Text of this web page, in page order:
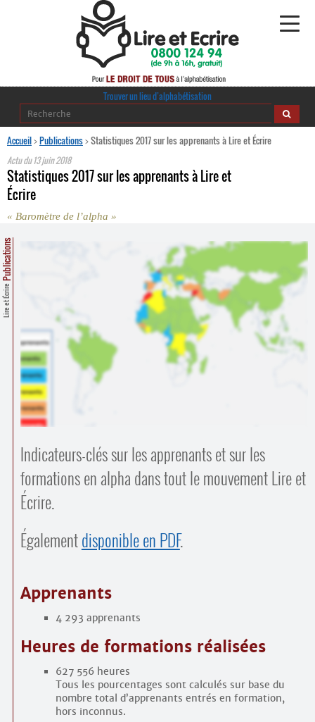
Alphabétisation
Agir pour l’alpha
Publications
·
Ressources pédagogiques
Comprendre et parler
Espace presse
Contacts
Trouver un lieu d’alphabétisation
Trouver un lieu d’alphabétisation
Accueil>Publications>Statistiques 2017 sur les apprenants à Lire et Écrire
Actu du13 juin 2018
Statistiques 2017 sur les apprenants à Lire et
Écrire
« Baromètre de l’alpha »
Lire et Écrire
Publications
Indicateurs-clés sur les apprenants et sur les
formations en alpha dans tout le mouvement Lire et
Écrire.
Égalementdisponible en PDF.
Apprenants
4 293 apprenants
Heures de formations réalisées
627 556 heures
Tous les pourcentages sont calculés sur base du
nombre total d’apprenants entrés en formation,
hors inconnus.